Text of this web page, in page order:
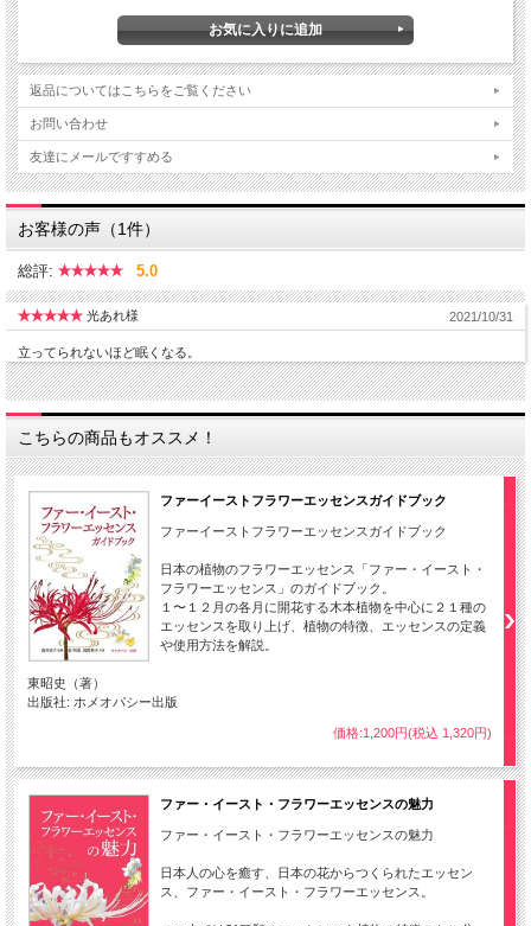
返品についてはこちらをご覧ください
お問い合わせ
友達にメールですすめる
お客様の声（1件）
総評: 5.0
光あれ様 2021/10/31
立ってられないほど眠くなる。
こちらの商品もオススメ！
ファーイーストフラワーエッセンスガイドブック
ファーイーストフラワーエッセンスガイドブック
日本の植物のフラワーエッセンス「ファー・イースト・
フラワーエッセンス」のガイドブック。
１〜１２月の各月に開花する木本植物を中心に２１種の
エッセンスを取り上げ、植物の特徴、エッセンスの定義
や使用方法を解説。
東昭史（著）
出版社: ホメオパシー出版
価格:1,200円(税込 1,320円)
ファー・イースト・フラワーエッセンスの魅力
ファー・イースト・フラワーエッセンスの魅力
日本人の心を癒す、日本の花からつくられたエッセン
ス、ファー・イースト・フラワーエッセンス。